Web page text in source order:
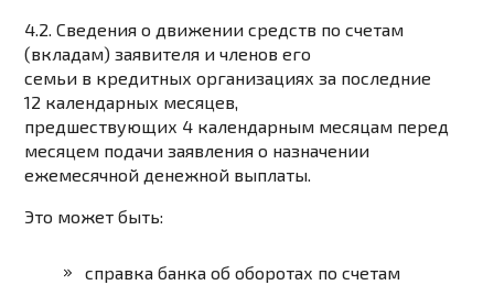
4.2. Сведения о движении средств по счетам
(вкладам) заявителя и членов его
семьи в кредитных организациях за последние
12 календарных месяцев,
предшествующих 4 календарным месяцам перед
месяцем подачи заявления о назначении
ежемесячной денежной выплаты.
Это может быть:
справка банка об оборотах по счетам